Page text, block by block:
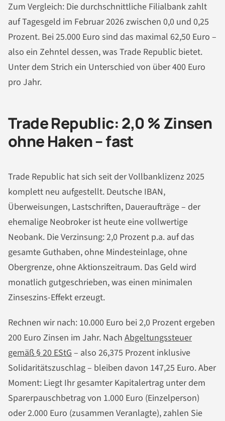
Zum Vergleich: Die durchschnittliche Filialbank zahlt
auf Tagesgeld im Februar 2026 zwischen 0,0 und 0,25
Prozent. Bei 25.000 Euro sind das maximal 62,50 Euro –
also ein Zehntel dessen, was Trade Republic bietet.
Unter dem Strich ein Unterschied von über 400 Euro
pro Jahr.
Trade Republic: 2,0 % Zinsen
ohne Haken – fast
Trade Republic hat sich seit der Vollbanklizenz 2025
komplett neu aufgestellt. Deutsche IBAN,
Überweisungen, Lastschriften, Daueraufträge – der
ehemalige Neobroker ist heute eine vollwertige
Neobank. Die Verzinsung: 2,0 Prozent p.a. auf das
gesamte Guthaben, ohne Mindesteinlage, ohne
Obergrenze, ohne Aktionszeitraum. Das Geld wird
monatlich gutgeschrieben, was einen minimalen
Zinseszins-Effekt erzeugt.
Rechnen wir nach: 10.000 Euro bei 2,0 Prozent ergeben
200 Euro Zinsen im Jahr. Nach Abgeltungssteuer
gemäß § 20 EStG – also 26,375 Prozent inklusive
Solidaritätszuschlag – bleiben davon 147,25 Euro. Aber
Moment: Liegt Ihr gesamter Kapitalertrag unter dem
Sparerpauschbetrag von 1.000 Euro (Einzelperson)
oder 2.000 Euro (zusammen Veranlagte), zahlen Sie